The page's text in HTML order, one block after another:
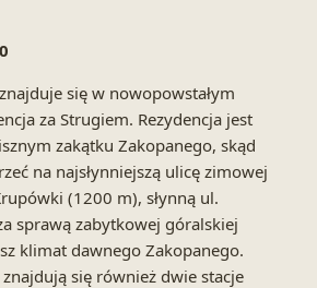
się w nowopowstałym
za Strugiem. Rezydencja jest
zakątku Zakopanego, skąd
na najsłynniejszą ulicę zimowej
(1200 m), słynną ul.
sprawą zabytkowej góralskiej
klimat dawnego Zakopanego.
się również dwie stacje